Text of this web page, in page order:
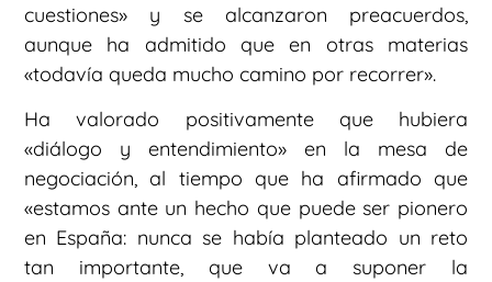
cuestiones» y se alcanzaron preacuerdos,
aunque ha admitido que en otras materias
«todavía queda mucho camino por recorrer».
Ha valorado positivamente que hubiera
«diálogo y entendimiento» en la mesa de
negociación, al tiempo que ha afirmado que
«estamos ante un hecho que puede ser pionero
en España: nunca se había planteado un reto
tan importante, que va a suponer la